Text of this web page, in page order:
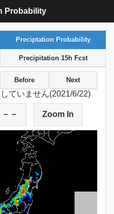
Probability
Preciptation Probability
Precipitation 15h Fcst
Before Next
ていません(2021/6/22)
－－ Zoom In